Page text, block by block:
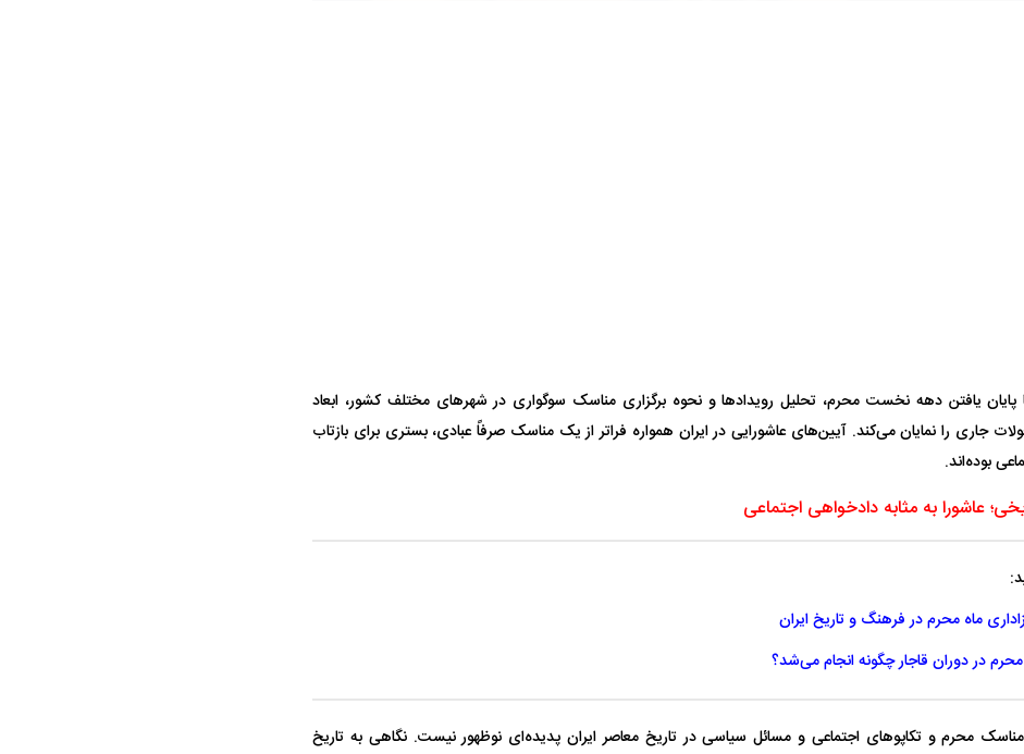
پایان یافتن دهه نخست محرم، تحلیل رویداد‌ها و نحوه برگزاری مناسک سوگواری در شهر‌های مختلف کشور، ابعاد
جاری را نمایان می‌کند. آیین‌های عاشورایی در ایران همواره فراتر از یک مناسک صرفاً عبادی، بستری برای بازتاب‌
بوده‌اند.
عاشورا به مثابه دادخواهی اجتماعی
ماه محرم در فرهنگ و تاریخ ایران
محرم در دوران قاجار چگونه انجام می‌شد؟
محرم و تکاپو‌های اجتماعی و مسائل سیاسی در تاریخ معاصر ایران پدیده‌ای نوظهور نیست. نگاهی به تاریخ
۱۳۲میلیاردی رامین رضاییان به
بازگشت اندونگ به استقلال منتفی شد؛
ابهام بزرگ درباره قرارداد یاسر آسانی؛
مقصد احتمالی مدافع جوان پرسپولیس